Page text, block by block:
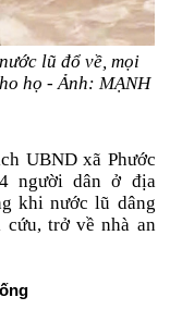
lũ đổ về, mọi
họ - Ảnh: MẠNH
UBND xã Phước
người dân ở địa
khi nước lũ dâng
cứu, trở về nhà an